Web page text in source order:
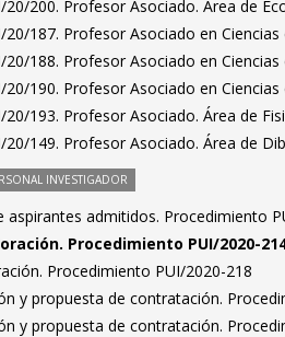
200. Profesor Asociado. Área de
187. Profesor Asociado en Ciencias
188. Profesor Asociado en Ciencias
190. Profesor Asociado en Ciencias
193. Profesor Asociado. Área de
149. Profesor Asociado. Área de
INVESTIGADOR
aspirantes admitidos. Procedimiento
Procedimiento PUI/2020-
Procedimiento PUI/2020-218
y propuesta de contratación.
y propuesta de contratación.